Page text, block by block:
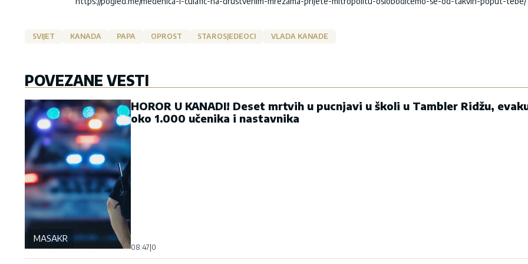
SVIJET KANADA PAPA OPROST STAROSJEDEOCI VLADA KANADE
POVEZANE VESTI
MASAKR
HOROR U KANADI! Deset mrtvih u pucnjavi u školi u Tambler Ridžu,
oko 1.000 učenika i nastavnika
08:47 0